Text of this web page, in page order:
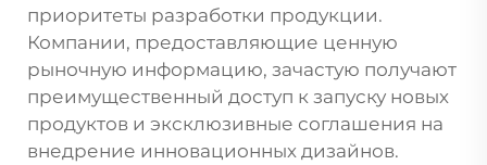
приоритеты разработки продукции.
Компании, предоставляющие ценную
рыночную информацию, зачастую получают
преимущественный доступ к запуску новых
продуктов и эксклюзивные соглашения на
внедрение инновационных дизайнов.